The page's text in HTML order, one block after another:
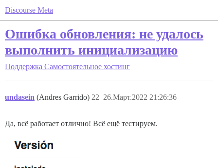
Discourse Meta
Ошибка обновления: не удалось
выполнить инициализацию
Поддержка Самостоятельное хостинг
undasein (Andres Garrido) 26.Март.2022 21:26:36
22
Да, всё работает отлично! Всё ещё тестируем.